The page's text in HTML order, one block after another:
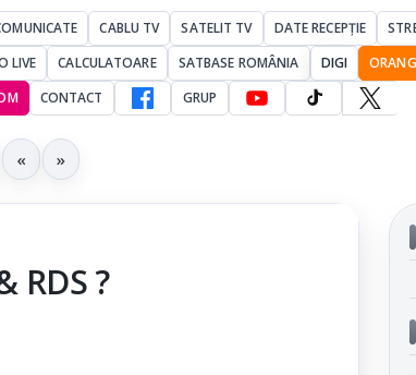
CABLU TV SATELIT TV DATE RECEPȚIE
LIVE CALCULATOARE SATBASE ROMÂNIA DIGI
CONTACT GRUP
« »
RDS ?